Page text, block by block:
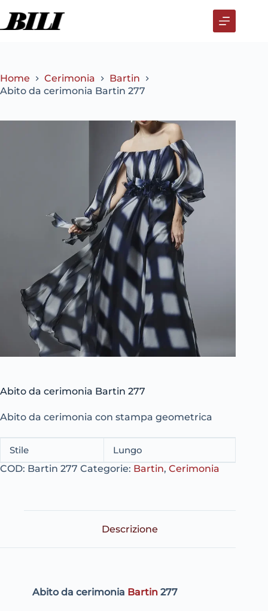
contenuto
Home Cerimonia
Bartin
Abito da cerimonia Bartin 277
Abito da cerimonia Bartin 277
Abito da cerimonia con stampa geometrica
Stile
Lungo
COD: Bartin 277 Categorie: Bartin, Cerimonia
Descrizione
Abito da cerimonia Bartin277